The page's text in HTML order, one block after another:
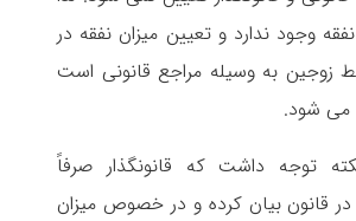
وجود ندارد و تعیین میزان نفقه در
زوجین به وسیله مراجع قانونی است
می شود.
توجه داشت که قانونگذار صرفاً
در قانون بیان کرده و در خصوص میزان